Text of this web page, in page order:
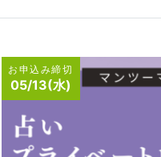
お申込み締切
05/13(水)